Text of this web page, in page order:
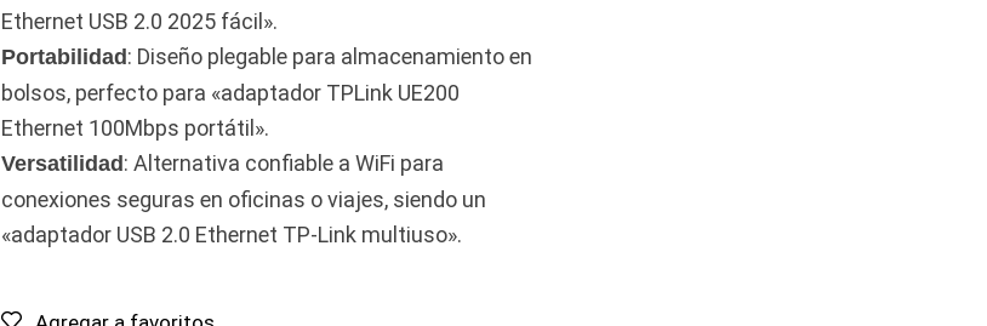
Ethernet USB 2.0 2025 fácil».
Portabilidad: Diseño plegable para almacenamiento en
bolsos, perfecto para «adaptador TPLink UE200
Ethernet 100Mbps portátil».
Versatilidad: Alternativa confiable a WiFi para
conexiones seguras en oficinas o viajes, siendo un
«adaptador USB 2.0 Ethernet TP-Link multiuso».